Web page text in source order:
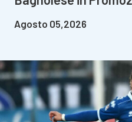
Agosto 05,2026